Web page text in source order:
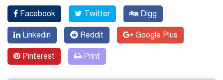
Facebook Twitter Digg
Linkedin Reddit Google Plus
Pinterest Print